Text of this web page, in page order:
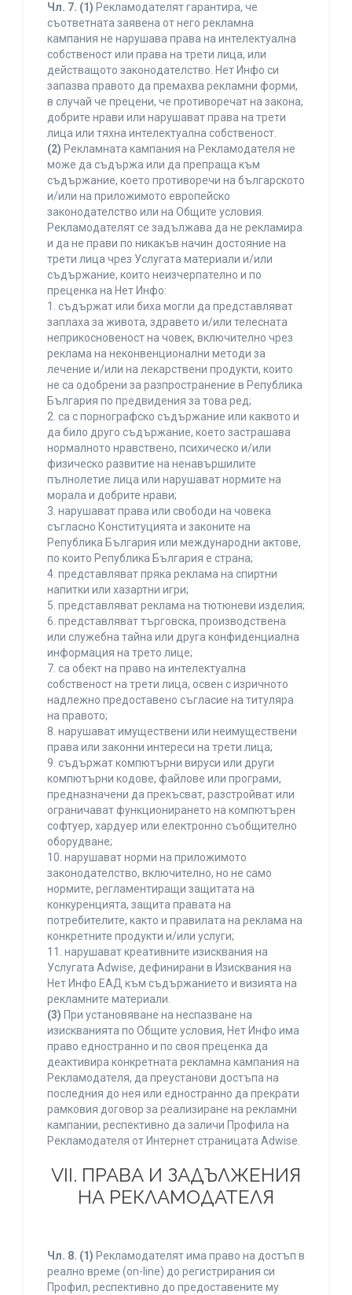
Чл. 7. (1) Рекламодателят гарантира, че
съответната заявена от него рекламна
кампания не нарушава права на интелектуална
собственост или права на трети лица, или
действащото законодателство. Нет Инфо си
запазва правото да премахва рекламни форми,
в случай че прецени, че противоречат на закона,
добрите нрави или нарушават права на трети
лица или тяхна интелектуална собственост.
(2) Рекламната кампания на Рекламодателя не
може да съдържа или да препраща към
съдържание, което противоречи на българското
и/или на приложимото европейско
законодателство или на Общите условия.
Рекламодателят се задължава да не рекламира
и да не прави по никакъв начин достояние на
трети лица чрез Услугата материали и/или
съдържание, които неизчерпателно и по
преценка на Нет Инфо:
1. съдържат или биха могли да представляват
заплаха за живота, здравето и/или телесната
неприкосновеност на човек, включително чрез
реклама на неконвенционални методи за
лечение и/или на лекарствени продукти, които
не са одобрени за разпространение в Република
България по предвидения за това ред;
2. са с порнографско съдържание или каквото и
да било друго съдържание, което застрашава
нормалното нравствено, психическо и/или
физическо развитие на ненавършилите
пълнолетие лица или нарушават нормите на
морала и добрите нрави;
3. нарушават права или свободи на човека
съгласно Конституцията и законите на
Република България или международни актове,
по които Република България е страна;
4. представляват пряка реклама на спиртни
напитки или хазартни игри;
5. представляват реклама на тютюневи изделия;
6. представляват търговска, производствена
или служебна тайна или друга конфиденциална
информация на трето лице;
7. са обект на право на интелектуална
собственост на трети лица, освен с изричното
надлежно предоставено съгласие на титуляра
на правото;
8. нарушават имуществени или неимуществени
права или законни интереси на трети лица;
9. съдържат компютърни вируси или други
компютърни кодове, файлове или програми,
предназначени да прекъсват, разстройват или
ограничават функционирането на компютърен
софтуер, хардуер или електронно съобщително
оборудване;
10. нарушават норми на приложимото
законодателство, включително, но не само
нормите, регламентиращи защитата на
конкуренцията, защита правата на
потребителите, както и правилата на реклама на
конкретните продукти и/или услуги;
11. нарушават креативните изисквания на
Услугата Adwise, дефинирани в Изисквания на
Нет Инфо ЕАД към съдържанието и визията на
рекламните материали.
(3) При установяване на неспазване на
изискванията по Общите условия, Нет Инфо има
право едностранно и по своя преценка да
деактивира конкретната рекламна кампания на
Рекламодателя, да преустанови достъпа на
последния до нея или едностранно да прекрати
рамковия договор за реализиране на рекламни
кампании, респективно да заличи Профила на
Рекламодателя от Интернет страницата Adwise.
VII. ПРАВА И ЗАДЪЛЖЕНИЯ
НА РЕКЛАМОДАТЕЛЯ
Чл. 8. (1) Рекламодателят има право на достъп в
реално време (on-line) до регистрирания си
Профил, респективно до предоставените му